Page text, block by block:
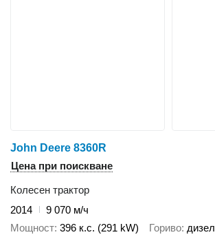
John Deere 8360R
Цена при поискване
Колесен трактор
2014
9 070 м/ч
Мощност 396 к.с. (291 kW) Гориво дизел